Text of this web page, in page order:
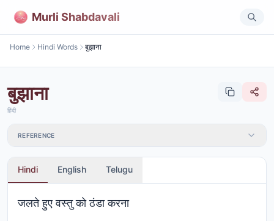
Murli Shabdavali
Home Hindi Words बुझाना
बुझाना
हिंदी
REFERENCE
Hindi English Telugu
जलते हुए वस्तु को ठंडा करना